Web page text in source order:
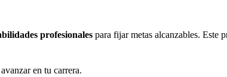
profesionales para fijar metas alcanzables. Este
en tu carrera.